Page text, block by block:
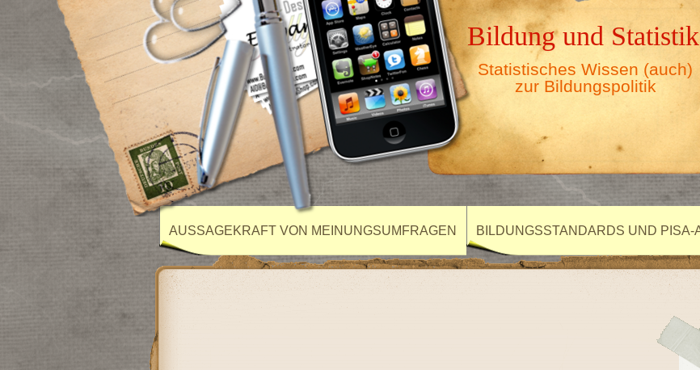
Bildung und Statistik
Statistisches Wissen (auch)
zur Bildungspolitik
AUSSAGEKRAFT VON MEINUNGSUMFRAGEN BILDUNGSSTANDARDS UND PISA-